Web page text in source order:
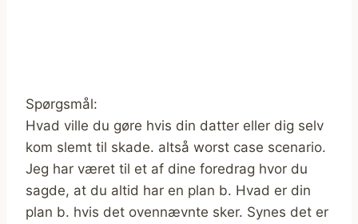
Spørgsmål:
Hvad ville du gøre hvis din datter eller dig selv
kom slemt til skade. altså worst case scenario.
Jeg har været til et af dine foredrag hvor du
sagde, at du altid har en plan b. Hvad er din
plan b. hvis det ovennævnte sker. Synes det er